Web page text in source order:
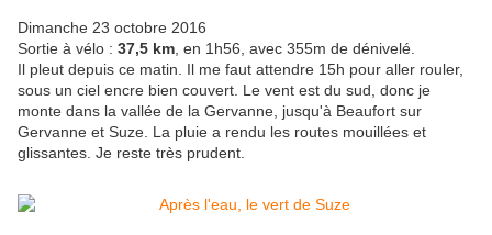
Dimanche 23 octobre 2016
Sortie à vélo : 37,5 km , en 1h56, avec 355m de dénivelé.
Il pleut depuis ce matin. Il me faut attendre 15h pour aller rouler,
sous un ciel encre bien couvert. Le vent est du sud, donc je
monte dans la vallée de la Gervanne, jusqu'à Beaufort sur
Gervanne et Suze. La pluie a rendu les routes mouillées et
glissantes. Je reste très prudent.